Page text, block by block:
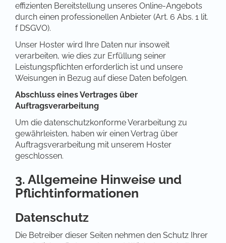
effizienten Bereitstellung unseres Online-Angebots
durch einen professionellen Anbieter (Art. 6 Abs. 1 lit.
f DSGVO).
Unser Hoster wird Ihre Daten nur insoweit
verarbeiten, wie dies zur Erfüllung seiner
Leistungspflichten erforderlich ist und unsere
Weisungen in Bezug auf diese Daten befolgen.
Abschluss eines Vertrages über
Auftragsverarbeitung
Um die datenschutzkonforme Verarbeitung zu
gewährleisten, haben wir einen Vertrag über
Auftragsverarbeitung mit unserem Hoster
geschlossen.
3. Allgemeine Hinweise und
Pflichtinformationen
Datenschutz
Die Betreiber dieser Seiten nehmen den Schutz Ihrer